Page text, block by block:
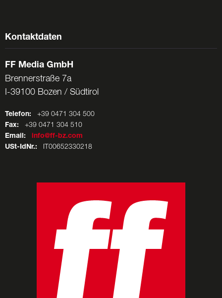
Kontaktdaten
FF Media GmbH
Brennerstraße 7a
I-39100 Bozen / Südtirol
Telefon: +39 0471 304 500
Fax: +39 0471 304 510
Email:
info@ff-bz.com
USt-IdNr.: IT00652330218